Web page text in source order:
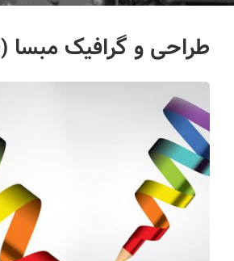
طراحی و گرافیک مبسا (mebsa)